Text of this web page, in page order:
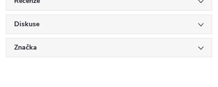
Diskuse
Značka